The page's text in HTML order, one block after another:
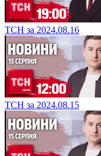
ТСН за 2024.08.16
ТСН за 2024.08.15